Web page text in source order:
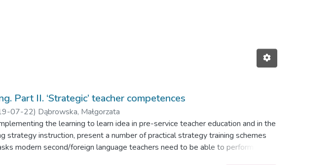
Autor "Dąbrowska, Małgorzata"
Part II. ‘Strategic’ teacher competences
07-22) Dąbrowska, Małgorzata
the learning to learn idea in pre-service teacher education and in the
strategy instruction, present a number of practical strategy training schemes
modern second/foreign language teachers need to be able to perform in